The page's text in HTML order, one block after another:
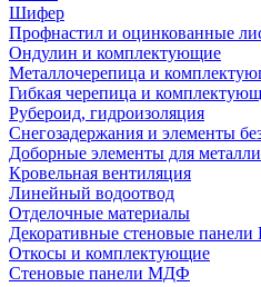
Шифер
Профнастил и оцинкованные
Ондулин и комплектующие
Металлочерепица и
Гибкая черепица и
Рубероид, гидроизоляция
Снегозадержания и элементы
Доборные элементы для
Кровельная вентиляция
Линейный водоотвод
Отделочные материалы
Декоративные стеновые
Откосы и комплектующие
Стеновые панели МДФ